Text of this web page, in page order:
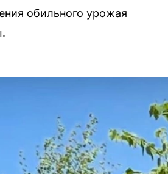
обильного урожая